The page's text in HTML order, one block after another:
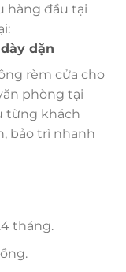
hàng đầu tại
dặn
rèm cửa cho
phòng tại
từng khách
bảo trì nhanh
tháng.